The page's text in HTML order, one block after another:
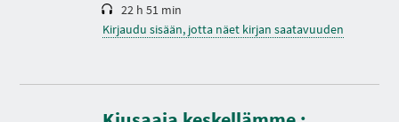
22 h 51 min
Kirjaudu sisään, jotta näet kirjan saatavuuden